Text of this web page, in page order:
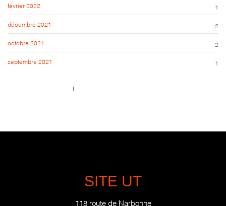
février 2022 1
décembre 2021 2
octobre 2021 2
septembre 2021 1
SITE UT
118 route de Narbonne